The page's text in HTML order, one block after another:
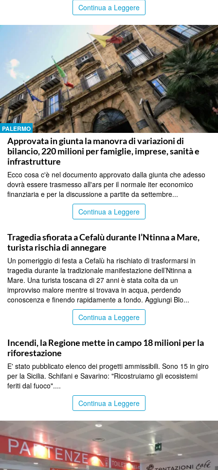
Continua a Leggere
PALERMO
Approvata in giunta la manovra di variazioni di
bilancio, 220 milioni per famiglie, imprese, sanità e
infrastrutture
Ecco cosa c'è nel documento approvato dalla giunta che adesso
dovrà essere trasmesso all'ars per il normale iter economico
finanziaria e per la discussione a partite da settembre...
Continua a Leggere
Tragedia sfiorata a Cefalù durante l’Ntinna a Mare,
turista rischia di annegare
Un pomeriggio di festa a Cefalù ha rischiato di trasformarsi in
tragedia durante la tradizionale manifestazione dell’Ntinna a
Mare. Una turista toscana di 27 anni è stata colta da un
improvviso malore mentre si trovava in acqua, perdendo
conoscenza e finendo rapidamente a fondo. Aggiungi Blo...
Continua a Leggere
Incendi, la Regione mette in campo 18 milioni per la
riforestazione
E' stato pubblicato elenco dei progetti ammissibili. Sono 15 in giro
per la Sicilia. Schifani e Savarino: "Ricostruiamo gli ecosistemi
feriti dal fuoco"....
Continua a Leggere